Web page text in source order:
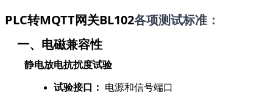
PLC转MQTT网关BL102各项测试标准 ：
一、电磁兼容性
静电放电抗扰度试验
试验接口： 电源和信号端口